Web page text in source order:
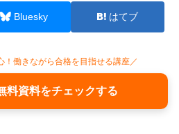
Bluesky はてブ
！働きながら合格を目指せる講座／
料資料をチェックする